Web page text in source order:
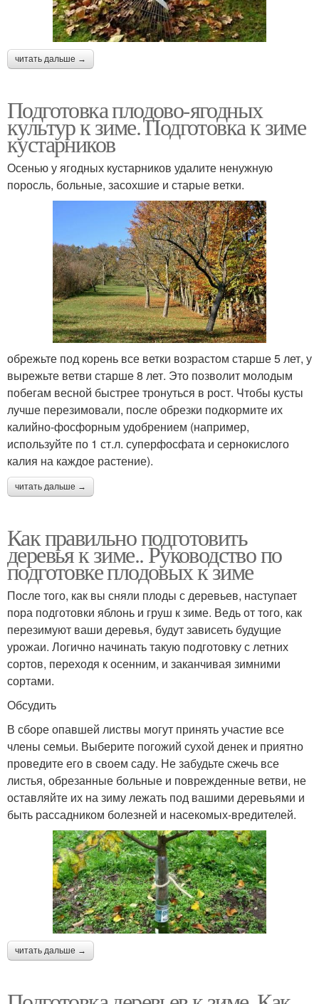
читать дальше →
Подготовка плодово-ягодных
культур к зиме. Подготовка к зиме
кустарников
Осенью у ягодных кустарников удалите ненужную
поросль, больные, засохшие и старые ветки.
обрежьте под корень все ветки возрастом старше 5 лет, у
вырежьте ветви старше 8 лет. Это позволит молодым
побегам весной быстрее тронуться в рост. Чтобы кусты
лучше перезимовали, после обрезки подкормите их
калийно-фосфорным удобрением (например,
используйте по 1 ст.л. суперфосфата и сернокислого
калия на каждое растение).
читать дальше →
Как правильно подготовить
деревья к зиме.. Руководство по
подготовке плодовых к зиме
После того, как вы сняли плоды с деревьев, наступает
пора подготовки яблонь и груш к зиме. Ведь от того, как
перезимуют ваши деревья, будут зависеть будущие
урожаи. Логично начинать такую подготовку с летних
сортов, переходя к осенним, и заканчивая зимними
сортами.
Обсудить
В сборе опавшей листвы могут принять участие все
члены семьи. Выберите погожий сухой денек и приятно
проведите его в своем саду. Не забудьте сжечь все
листья, обрезанные больные и поврежденные ветви, не
оставляйте их на зиму лежать под вашими деревьями и
быть рассадником болезней и насекомых-вредителей.
читать дальше →